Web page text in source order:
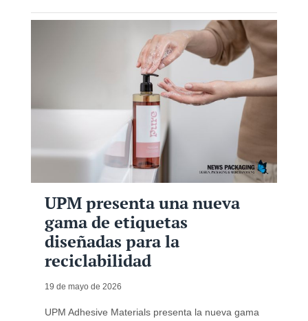
UPM presenta una nueva
gama de etiquetas
diseñadas para la
reciclabilidad
19 de mayo de 2026
UPM Adhesive Materials presenta la nueva gama